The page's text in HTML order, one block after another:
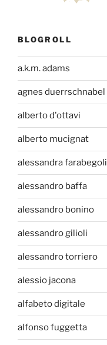
BLOGROLL
a.k.m. adams
agnes duerrschnabel
alberto d'ottavi
alberto mucignat
alessandra farabegoli
alessandro baffa
alessandro bonino
alessandro gilioli
alessandro torriero
alessio jacona
alfabeto digitale
alfonso fuggetta